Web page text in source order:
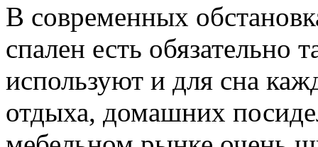
В современных
спален есть обязательно
используют и для сна
отдыха, домашних